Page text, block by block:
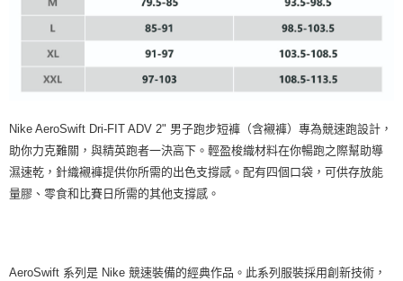
Nike AeroSwift Dri-FIT ADV 2" 男子跑步短褲（含襯褲）專為競速跑設計，
助你力克難關，與精英跑者一決高下。輕盈梭織材料在你暢跑之際幫助導
濕速乾，針織襯褲提供你所需的出色支撐感。配有四個口袋，可供存放能
量膠、零食和比賽日所需的其他支撐感。
AeroSwift 系列是 Nike 競速裝備的經典作品。此系列服裝採用創新技術，